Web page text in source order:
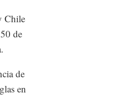
Chile
de
de
en